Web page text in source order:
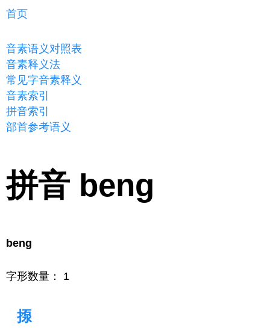
首页
音素语义对照表
音素释义法
常见字音素释义
音素索引
拼音索引
部首参考语义
拼音 beng
beng
字形数量： 1
揼